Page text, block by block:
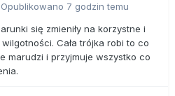
Opublikowano 7 godzin temu
się zmieniły na korzystne i
Cała trójka robi to co
marudzi i przyjmuje wszystko co